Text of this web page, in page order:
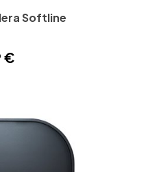
Softline
€